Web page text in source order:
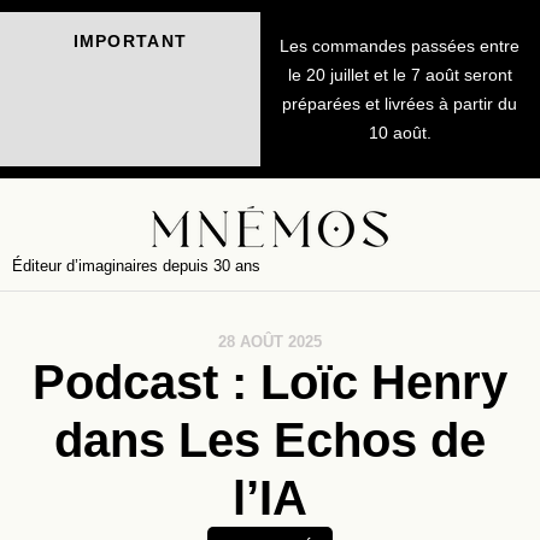
IMPORTANT
Les commandes passées entre
le 20 juillet et le 7 août seront
préparées et livrées à partir du
10 août.
Éditeur d’imaginaires depuis 30 ans
28 AOÛT 2025
Podcast : Loïc Henry
dans Les Echos de
l’IA